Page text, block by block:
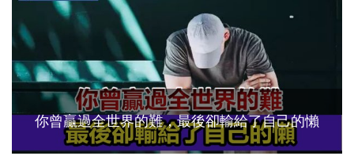
你曾贏過全世界的難，最後卻輸給了自己的懶